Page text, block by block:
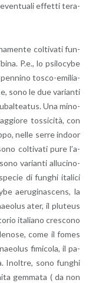
even­tua­li ef­fet­ti te­ra­
col­ti­va­ti fun­
P.e., lo psi­lo­cy­be
to­sco-emi­lia­
sono le due va­rian­ti
Una mi­no­
tos­si­ci­tà, con
nelle serre in­door
col­ti­va­ti pure l’a­
va­rian­ti al­lu­ci­no­
di fun­ghi ita­li­ci
ae­ru­gi­na­scens, la
ater, il plu­teus
ita­lia­no cre­sco­no
come il fomes
fi­mi­co­la, il pa­
Inol­tre, sono fun­ghi
gem­ma­ta ( da non